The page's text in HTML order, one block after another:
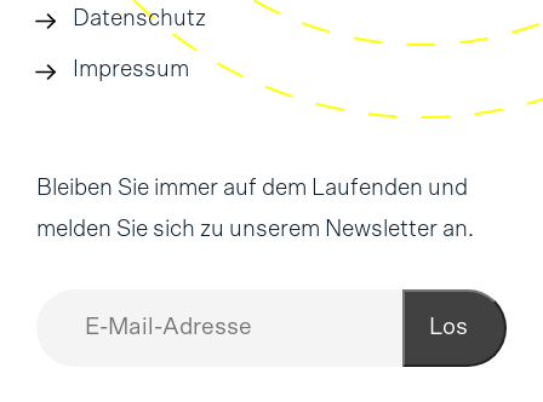
Datenschutz
Impressum
Bleiben Sie immer auf dem Laufenden und
melden Sie sich zu unserem Newsletter an.
Los